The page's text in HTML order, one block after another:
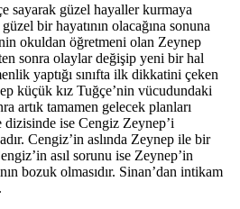
sayarak güzel hayaller kurmaya
bir hayatının olacağına sonuna
okuldan öğretmeni olan Zeynep
sonra olaylar değişip yeni bir hal
yaptığı sınıfta ilk dikkatini çeken
küçük kız Tuğçe’nin vücudundaki
artık tamamen gelecek planları
ise Cengiz Zeynep’i
Cengiz’in aslında Zeynep ile bir
asıl sorunu ise Zeynep’in
bozuk olmasıdır. Sinan’dan intikam